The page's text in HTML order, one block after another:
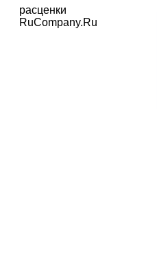
расценки
RuCompany.Ru